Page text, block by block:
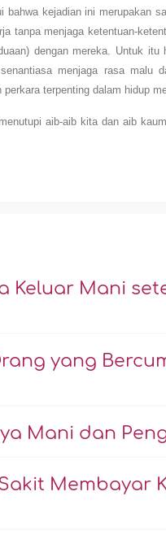
bahwa kejadian ini merupakan
tanpa menjaga ketentuan-
dengan mereka. Untuk
menjaga rasa
terpenting dalam hidup
aib-aib kita dan aib
Keluar Mani
yang
Mani dan
Membayar